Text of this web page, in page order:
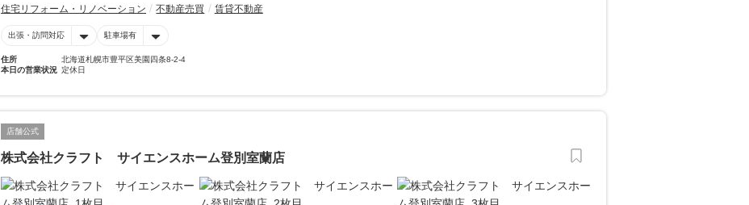
住宅リフォーム・リノベーション 不動産売買 賃貸不動産
出張・訪問対応 駐車場有
住所
北海道札幌市豊平区美園四条8-2-4
本日の営業状況 定休日
店舗公式
株式会社クラフト サイエンスホーム登別室蘭店